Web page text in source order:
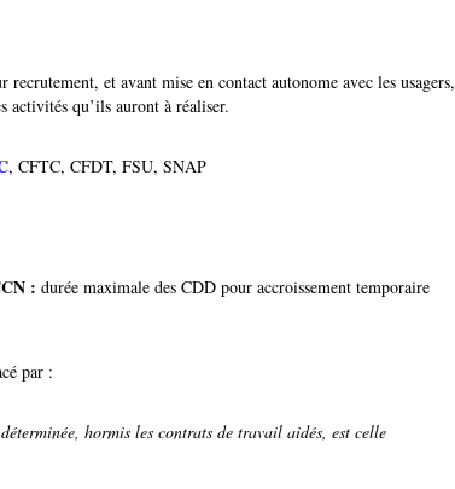
recrutement, et avant mise en contact autonome avec les usagers,
activités qu’ils auront à réaliser.
, CFTC, CFDT, FSU, SNAP
: durée maximale des CDD pour accroissement temporaire
par :
hormis les contrats de travail aidés, est celle